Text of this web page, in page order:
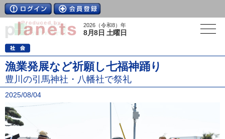
2026（令和8）年
8月8日 土曜日
漁業発展など祈願し七福神踊り
豊川の引馬神社・八幡社で祭礼
2025/08/04